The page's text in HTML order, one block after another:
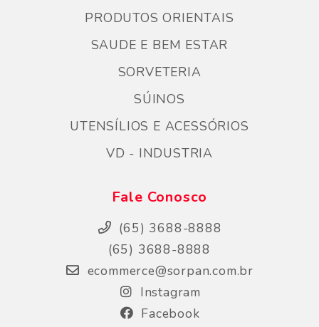
PRODUTOS ORIENTAIS
SAUDE E BEM ESTAR
SORVETERIA
SÚINOS
UTENSÍLIOS E ACESSÓRIOS
VD - INDUSTRIA
Fale Conosco
(65) 3688-8888
(65) 3688-8888
ecommerce@sorpan.com.br
Instagram
Facebook